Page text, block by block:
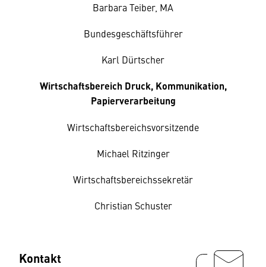
Barbara Teiber, MA
Bundesgeschäftsführer
Karl Dürtscher
Wirtschaftsbereich Druck, Kommunikation,
Papierverarbeitung
Wirtschaftsbereichsvorsitzende
Michael Ritzinger
Wirtschaftsbereichssekretär
Christian Schuster
Kontakt